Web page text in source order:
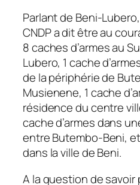
Parlant de Beni-
CNDP a dit être au
8 caches d’armes au
Lubero, 1 cache
de la périphérie de
Musienene, 1 cache
résidence du centre
cache d’armes dans
entre Butembo-Beni,
dans la ville de Beni.
A la question de